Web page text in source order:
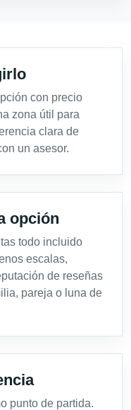
con precio
zona útil para
clara de
un asesor.
opción
todo incluido
escalas,
de reseñas
pareja o luna de
punto de partida.